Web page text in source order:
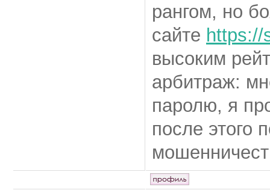
рангом, но
сайте https://
высоким
арбитраж:
паролю, я
после этого